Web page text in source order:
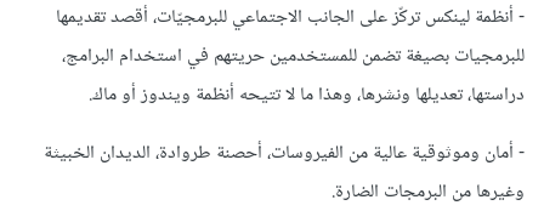
- أنظمة لينكس تركّز على الجانب الاجتماعي للبرمجيّات، أقصد تقديمها
للبرمجيات بصيغة تضمن للمستخدمين حريتهم في استخدام البرامج،
دراستها، تعديلها ونشرها، وهذا ما لا تتيحه أنظمة ويندوز أو ماك.
- أمان وموثوقية عالية من الفيروسات، أحصنة طروادة، الديدان الخبيثة
وغيرها من البرمجات الضارة.